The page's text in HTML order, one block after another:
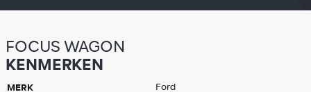
FOCUS WAGON
KENMERKEN
MERK Ford